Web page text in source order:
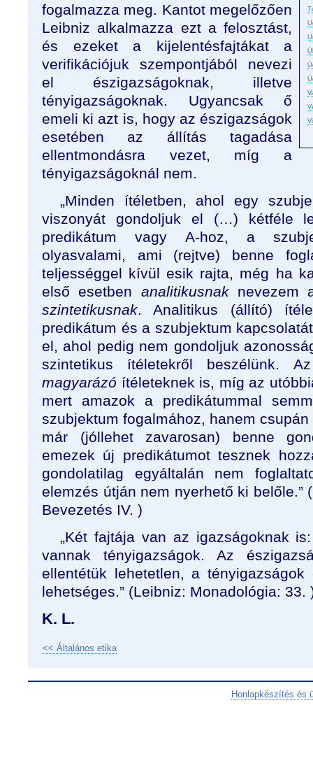
fogalmazza meg. Kantot megelőzően
Leibniz alkalmazza ezt a felosztást,
és ezeket a kijelentésfajtákat a
verifikációjuk szempontjából nevezi
el észigazságoknak, illetve
tényigazságoknak. Ugyancsak ő
emeli ki azt is, hogy az észigazságok
esetében az állítás tagadása
ellentmondásra vezet, míg a
tényigazságoknál nem.
„Minden ítéletben, ahol egy
viszonyát gondoljuk el (…) kétféle
predikátum vagy A-hoz, a
olyasvalami, ami (rejtve) benne
teljességgel kívül esik rajta, még ha
első esetben analitikusnaknevezem
szintetikusnak. Analitikus (állító)
predikátum és a szubjektum
el, ahol pedig nem gondoljuk
szintetikus ítéletekről beszélünk.
magyarázó ítéleteknek is, míg az
mert amazok a predikátummal
szubjektum fogalmához, hanem
már (jóllehet zavarosan) benne
emezek új predikátumot tesznek
gondolatilag egyáltalán nem
elemzés útján nem nyerhető ki belőle.”
Bevezetés IV. )
„Két fajtája van az igazságoknak
vannak tényigazságok. Az
ellentétük lehetetlen, a
lehetséges.” (Leibniz: Monadológia: 33.
K. L.
<< Általános etika
Honlapkészítés és